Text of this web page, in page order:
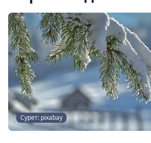
Сурет: pixabay